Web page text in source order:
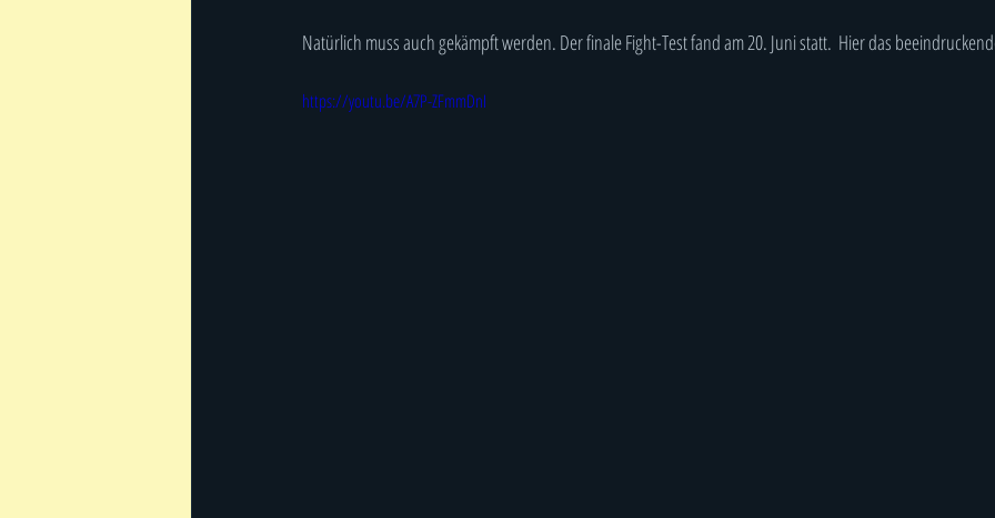
Natürlich muss auch gekämpft werden. Der finale Fight-Test fand am 20. Juni statt.  Hier das
https://youtu.be/A7P-ZFmmDnI